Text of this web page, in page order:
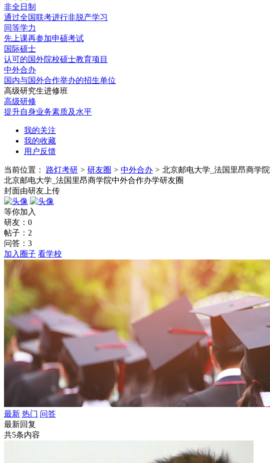
非全日制
通过全国联考进行非脱产学习
同等学力
先上课再参加申硕考试
国际硕士
认可的国外院校硕士教育项目
中外合办
国内与国外合作举办的招生单位
高级研究生进修班
高级研修
提升自身业务素质及水平
我的关注
我的收藏
用户反馈
当前位置： 路灯考研 > 研友圈 > 中外合办 > 北京邮电大学_法国里昂商学院
北京邮电大学_法国里昂商学院中外合作办学研友圈
封面由研友上传
等你加入
研友： 0
帖子： 2
问答： 3
加入圈子 看学校
最新 热门 问答
最新回复
共5条内容